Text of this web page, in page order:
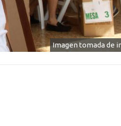
Imagen tomada de